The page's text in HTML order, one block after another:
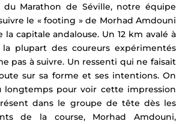
du Marathon de Séville, notre équipe
le « footing » de Morhad Amdouni
la capitale andalouse. Un 12 km avalé à
plupart des coureurs expérimentés
pas à suivre. Un ressenti qui ne faisait
sur sa forme et ses intentions. On
longtemps pour voir cette impression
dans le groupe de tête dès les
de la course, Morhad Amdouni,